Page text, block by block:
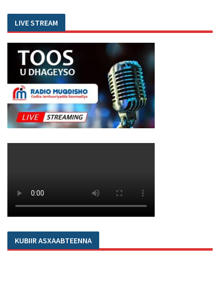
LIVE STREAM
KUBIIR ASXAABTEENNA